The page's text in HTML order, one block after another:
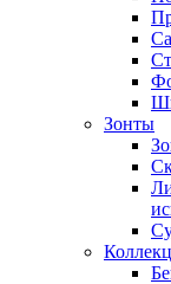
Зонты